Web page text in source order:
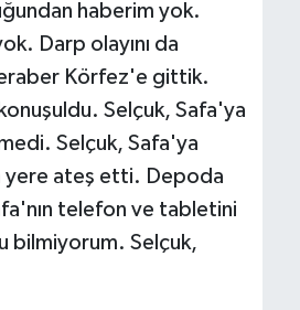
haberim yok.
Darp olayını da
Körfez'e gittik.
Selçuk, Safa'ya
Selçuk, Safa'ya
yere ateş etti. Depoda
telefon ve tabletini
bilmiyorum. Selçuk,